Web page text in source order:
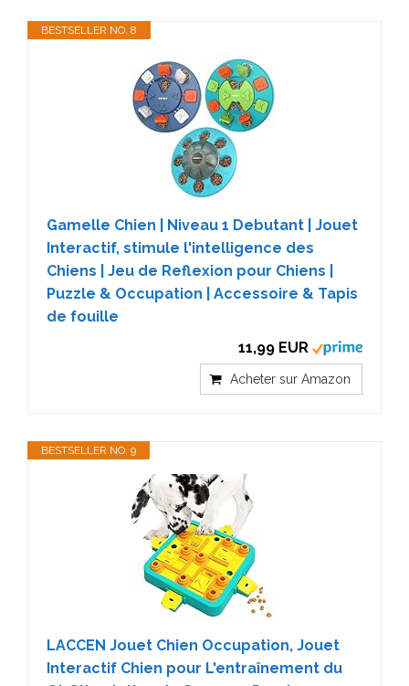
BESTSELLER NO. 8
Gamelle Chien | Niveau 1 Debutant | Jouet
Interactif, stimule l'intelligence des
Chiens | Jeu de Reflexion pour Chiens |
Puzzle & Occupation | Accessoire & Tapis
de fouille
11,99 EUR
Acheter sur Amazon
BESTSELLER NO. 9
LACCEN Jouet Chien Occupation, Jouet
Interactif Chien pour L'entraînement du